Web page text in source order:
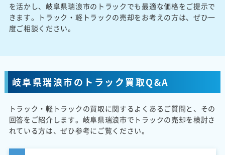
を活かし、岐阜県瑞浪市のトラックでも最適な価格をご提示で
きます。トラック・軽トラックの売却をお考えの方は、ぜひ一
度ご相談ください。
岐阜県瑞浪市のトラック買取Q&A
トラック・軽トラックの買取に関するよくあるご質問と、その
回答をご紹介します。岐阜県瑞浪市でトラックの売却を検討さ
れている方は、ぜひ参考にご覧ください。